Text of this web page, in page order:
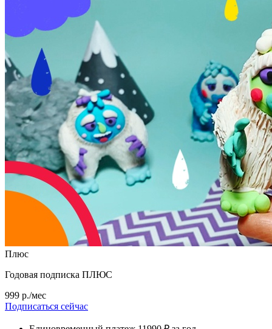
Плюс
Годовая подписка ПЛЮС
999 р./мес
Подписаться сейчас